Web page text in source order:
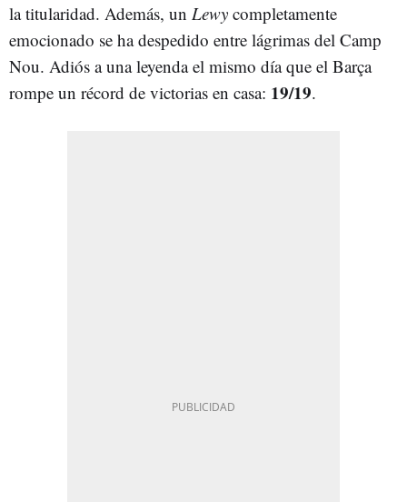
la titularidad. Además, un Lewy completamente
emocionado se ha despedido entre lágrimas del Camp
Nou. Adiós a una leyenda el mismo día que el Barça
rompe un récord de victorias en casa: 19/19.